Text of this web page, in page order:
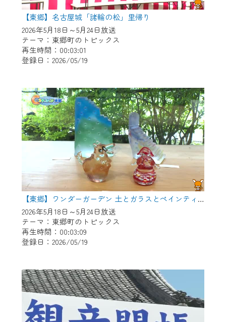
【東郷】名古屋城「諸輪の松」里帰り
2026年5月18日～5月24日放送
テーマ：東郷町のトピックス
再生時間：00:03:01
登録日：2026/05/19
【東郷】ワンダーガーデン 土とガラスとペインティング
2026年5月18日～5月24日放送
テーマ：東郷町のトピックス
再生時間：00:03:09
登録日：2026/05/19